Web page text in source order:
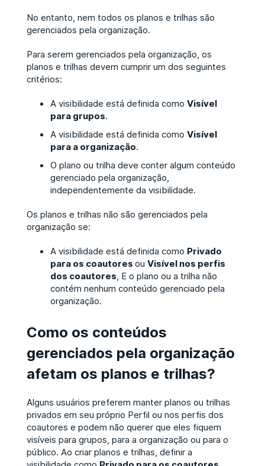
No entanto, nem todos os planos e trilhas são
gerenciados pela organização.
Para serem gerenciados pela organização, os
planos e trilhas devem cumprir um dos seguintes
critérios:
A visibilidade está definida como Visível
para grupos.
A visibilidade está definida como Visível
para a organização.
O plano ou trilha deve conter algum conteúdo
gerenciado pela organização,
independentemente da visibilidade.
Os planos e trilhas não são gerenciados pela
organização se:
A visibilidade está definida como Privado
para os coautoresou Visível nos perfis
dos coautores, E o plano ou a trilha não
contém nenhum conteúdo gerenciado pela
organização.
Como os conteúdos
gerenciados pela organização
afetam os planos e trilhas?
Alguns usuários preferem manter planos ou trilhas
privados em seu próprio Perfil ou nos perfis dos
coautores e podem não querer que eles fiquem
visíveis para grupos, para a organização ou para o
público. Ao criar planos e trilhas, definir a